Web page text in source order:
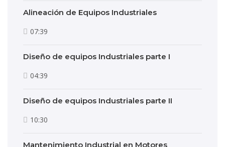
Alineación de Equipos Industriales
07:39
Diseño de equipos Industriales parte I
04:39
Diseño de equipos Industriales parte II
10:30
Mantenimiento Industrial en Motores